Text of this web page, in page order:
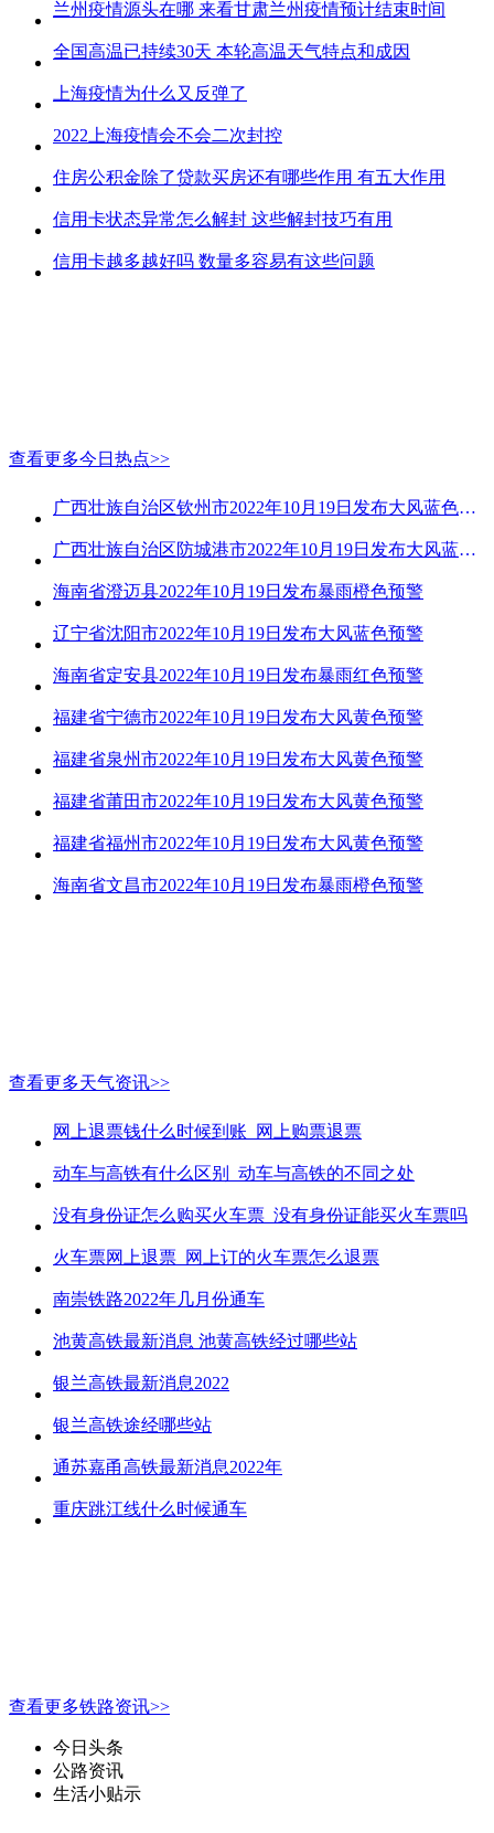
兰州疫情源头在哪 来看甘肃兰州疫情预计结束时间
全国高温已持续30天 本轮高温天气特点和成因
上海疫情为什么又反弹了
2022上海疫情会不会二次封控
住房公积金除了贷款买房还有哪些作用 有五大作用
信用卡状态异常怎么解封 这些解封技巧有用
信用卡越多越好吗 数量多容易有这些问题
查看更多今日热点>>
广西壮族自治区钦州市2022年10月19日发布大风蓝色预警
广西壮族自治区防城港市2022年10月19日发布大风蓝色预警
海南省澄迈县2022年10月19日发布暴雨橙色预警
辽宁省沈阳市2022年10月19日发布大风蓝色预警
海南省定安县2022年10月19日发布暴雨红色预警
福建省宁德市2022年10月19日发布大风黄色预警
福建省泉州市2022年10月19日发布大风黄色预警
福建省莆田市2022年10月19日发布大风黄色预警
福建省福州市2022年10月19日发布大风黄色预警
海南省文昌市2022年10月19日发布暴雨橙色预警
查看更多天气资讯>>
网上退票钱什么时候到账_网上购票退票
动车与高铁有什么区别_动车与高铁的不同之处
没有身份证怎么购买火车票_没有身份证能买火车票吗
火车票网上退票_网上订的火车票怎么退票
南崇铁路2022年几月份通车
池黄高铁最新消息 池黄高铁经过哪些站
银兰高铁最新消息2022
银兰高铁途经哪些站
通苏嘉甬高铁最新消息2022年
重庆跳江线什么时候通车
查看更多铁路资讯>>
今日头条
公路资讯
生活小贴示